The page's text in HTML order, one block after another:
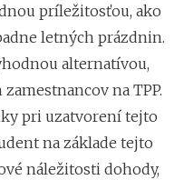
príležitosťou, ako
letných prázdnin.
alternatívou,
na TPP.
pri uzatvorení tejto
na základe tejto
náležitosti dohody,